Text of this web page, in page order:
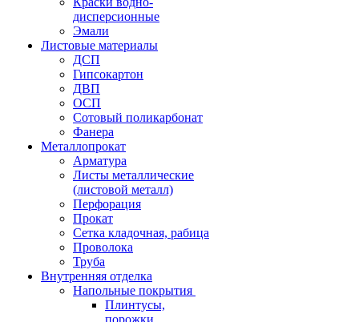
дисперсионные
Эмали
Листовые материалы
ДСП
Гипсокартон
ДВП
ОСП
Сотовый поликарбонат
Фанера
Металлопрокат
Арматура
Листы металлические
(листовой металл)
Перфорация
Прокат
Сетка кладочная, рабица
Проволока
Труба
Внутренняя отделка
Напольные покрытия
Плинтусы,
порожки